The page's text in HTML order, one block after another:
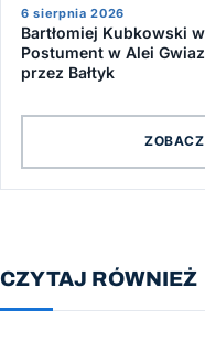
6 sierpnia 2026
Bartłomiej Kubkowski
Postument w Alei
przez Bałtyk
CZYTAJ RÓWNIEŻ